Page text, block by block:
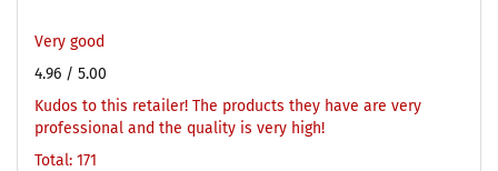
Very good
4.96 / 5.00
Kudos to this retailer! The products they have are very
professional and the quality is very high!
Total: 171